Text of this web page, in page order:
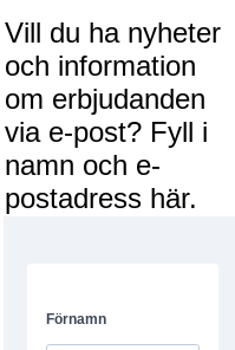
Vill du ha nyheter
och information
om erbjudanden
via e-post? Fyll i
namn och e-
postadress här.